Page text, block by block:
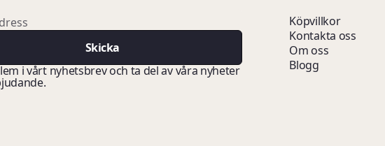
Skicka
i vårt nyhetsbrev och ta del av våra nyheter
Köpvillkor
Kontakta oss
Om oss
Blogg